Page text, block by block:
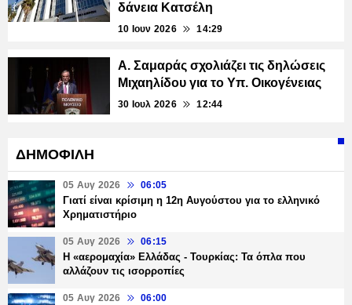
δάνεια Κατσέλη
10 Ιουν 2026 14:29
Α. Σαμαράς σχολιάζει τις δηλώσεις
Μιχαηλίδου για το Υπ. Οικογένειας
30 Ιουλ 2026 12:44
ΔΗΜΟΦΙΛΗ
05 Αυγ 2026 06:05
Γιατί είναι κρίσιμη η 12η Αυγούστου για το ελληνικό
Χρηματιστήριο
05 Αυγ 2026 06:15
Η «αερομαχία» Ελλάδας - Τουρκίας: Τα όπλα που
αλλάζουν τις ισορροπίες
05 Αυγ 2026 06:00